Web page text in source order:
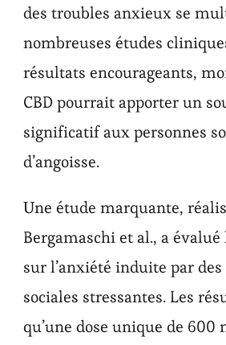
des troubles anxieux se
nombreuses études
résultats encourageants,
CBD pourrait apporter un
significatif aux personnes
d’angoisse.
Une étude marquante,
Bergamaschi et al., a évalué
sur l’anxiété induite par
sociales stressantes. Les
qu’une dose unique de 600